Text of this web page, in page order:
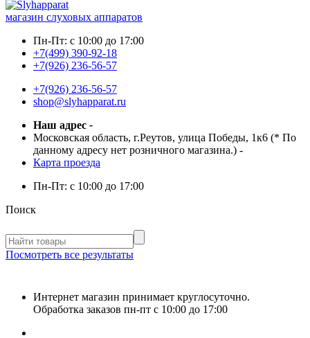
магазин слуховых аппаратов
Пн-Пт: с 10:00 до 17:00
+7(499) 390-92-18
+7(926) 236-56-57
+7(926) 236-56-57
shop@slyhapparat.ru
Наш адрес -
Московская область, г.Реутов, улица Победы, 1к6 (* По
данному адресу нет розничного магазина.) -
Карта проезда
Пн-Пт: с 10:00 до 17:00
Поиск
Посмотреть все результаты
Интернет магазин принимает круглосуточно.
Обработка заказов пн-пт с 10:00 до 17:00